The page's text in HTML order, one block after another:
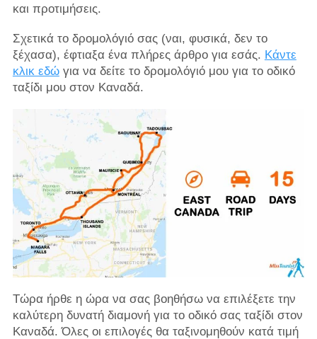
και προτιμήσεις.
Σχετικά το δρομολόγιό σας (ναι, φυσικά, δεν το
ξέχασα), έφτιαξα ένα πλήρες άρθρο για εσάς. Κάντε
κλικ εδώγια να δείτε το δρομολόγιό μου για το οδικό
ταξίδι μου στον Καναδά.
Τώρα ήρθε η ώρα να σας βοηθήσω να επιλέξετε την
καλύτερη δυνατή διαμονή για το οδικό σας ταξίδι στον
Καναδά. Όλες οι επιλογές θα ταξινομηθούν κατά τιμή